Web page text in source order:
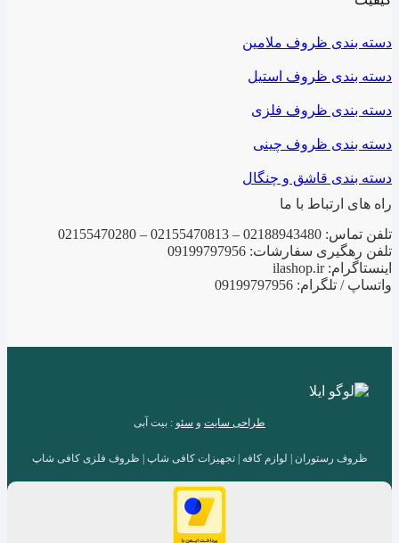
دسته بندی ظروف ملامین
دسته بندی ظروف استیل
دسته بندی ظروف فلزی
دسته بندی ظروف چینی
دسته بندی قاشق و چنگال
راه های ارتباط با ما
تلفن تماس: 02188943480 – 02155470813 – 02155470280
تلفن رهگیری سفارشات: 09199797956
اینستاگرام: ilashop.ir
واتساپ / تلگرام: 09199797956
طراحی سایت و سئو : بیت آبی
ظروف رستوران | لوازم کافه | تجهیزات کافی شاپ | ظروف فلزی کافی شاپ